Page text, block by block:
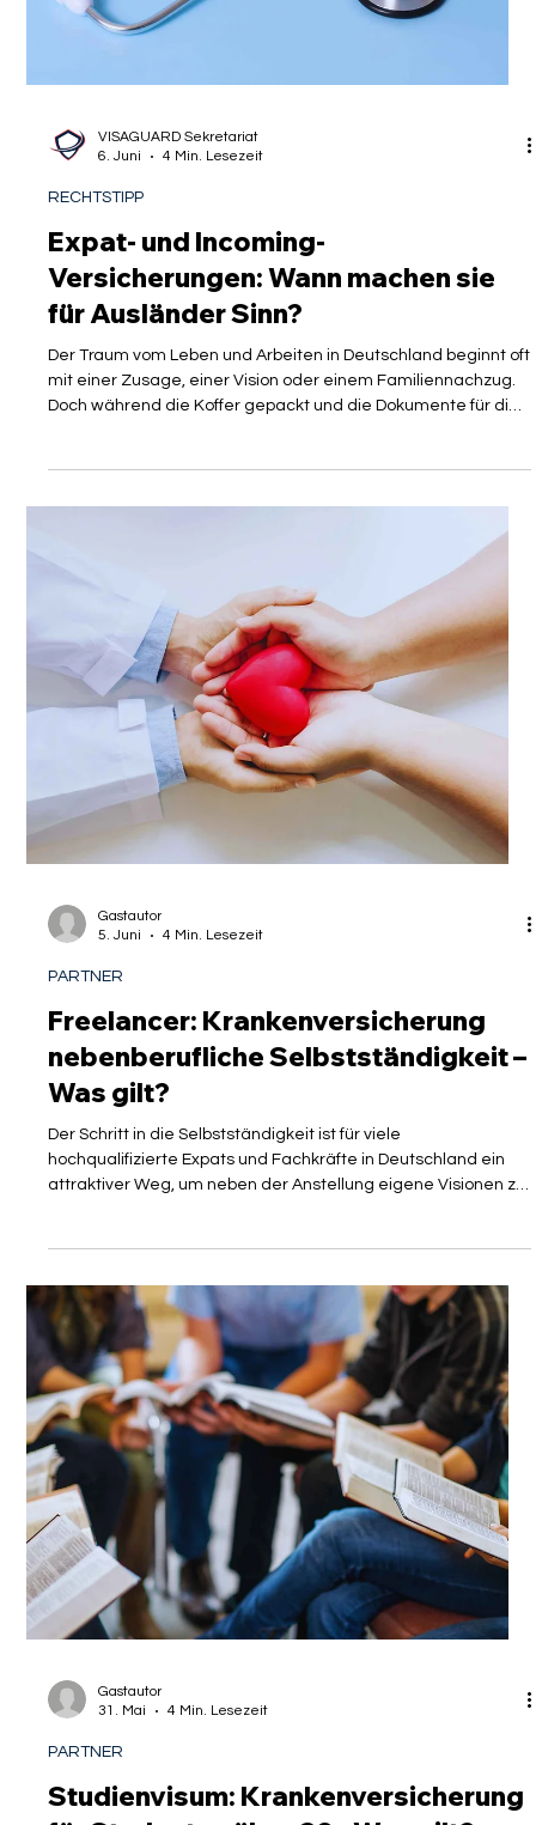
für eine langfristige Karriere. Doch während die Zusage für
den Praktikumsplatz die Vorfreude schürt, wartet im
Versicherungen: Wann machen sie
für Ausländer Sinn?
Der Traum vom Leben und Arbeiten in Deutschland beginnt oft
mit einer Zusage, einer Vision oder einem Familiennachzug.
Doch während die Koffer gepackt und die Dokumente für die
Botschaft sortiert werden, lauert im Hintergrund eine
bürokratische Hürde, die über Erfolg oder Scheitern des
gesamten Vorhabens entscheiden kann: der Nachweis eines
ausreichenden Krankenversicherungsschutzes . Es ist ein
Moment tiefer Frustration, wenn hochqualifizierte Fachkräfte
5. Juni
4 Min. Lesezeit
PARTNER
Freelancer: Krankenversicherung
nebenberufliche Selbstständigkeit –
Was gilt?
Der Schritt in die Selbstständigkeit ist für viele
hochqualifizierte Expats und Fachkräfte in Deutschland ein
attraktiver Weg, um neben der Anstellung eigene Visionen zu
verwirklichen oder den Markt zu sondieren. Doch während die
unternehmerische Freiheit lockt, lauern im deutschen
Sozialversicherungssystem Fallstricke, die insbesondere bei
der Krankenversicherung weitreichende finanzielle Folgen
Nachzahlungen, s